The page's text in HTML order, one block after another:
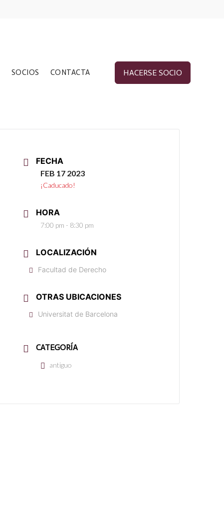
SOCIOS CONTACTA HACERSE SOCIO
FECHA
FEB 17 2023
¡Caducado!
HORA
7:00 pm - 8:30 pm
LOCALIZACIÓN
Facultad de Derecho
OTRAS UBICACIONES
Universitat de Barcelona
CATEGORÍA
antiguo